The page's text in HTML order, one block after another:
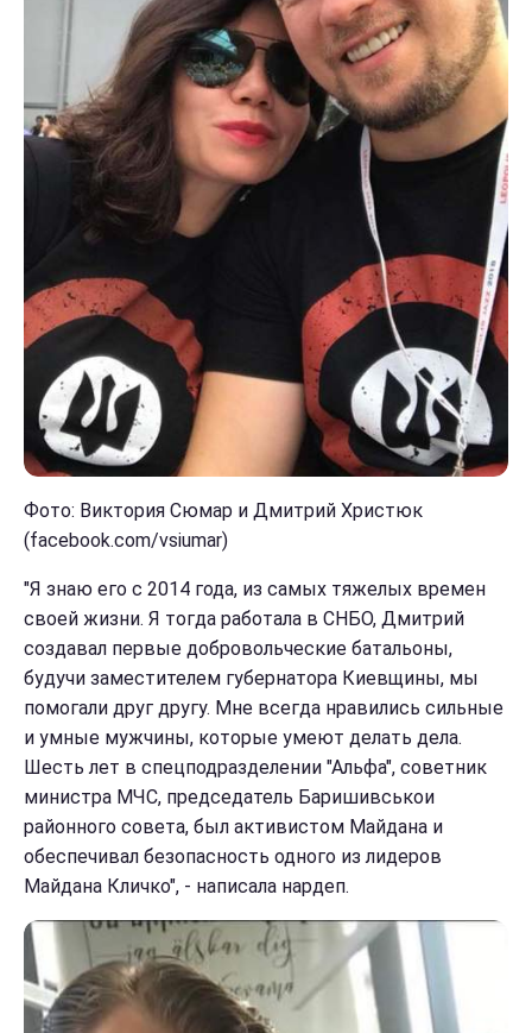
Фото: Виктория Сюмар и Дмитрий Христюк
(facebook.com/vsiumar)
"Я знаю его с 2014 года, из самых тяжелых времен
своей жизни. Я тогда работала в СНБО, Дмитрий
создавал первые добровольческие батальоны,
будучи заместителем губернатора Киевщины, мы
помогали друг другу. Мне всегда нравились сильные
и умные мужчины, которые умеют делать дела.
Шесть лет в спецподразделении "Альфа", советник
министра МЧС, председатель Баришивськои
районного совета, был активистом Майдана и
обеспечивал безопасность одного из лидеров
Майдана Кличко", - написала нардеп.